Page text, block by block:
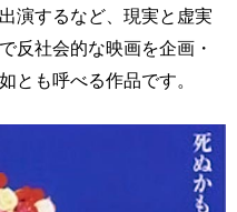
演するなど、現実と虚実
反社会的な映画を企画・
とも呼べる作品です。